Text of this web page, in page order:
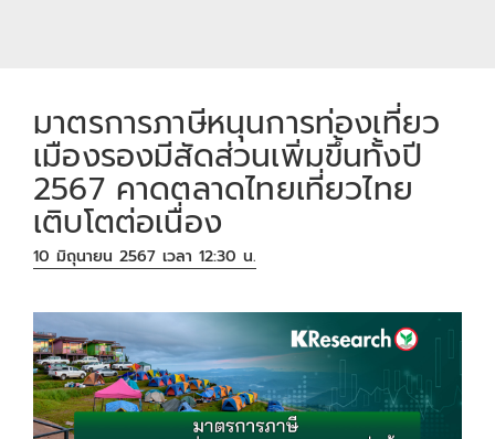
มาตรการภาษีหนุนการท่องเที่ยว
เมืองรองมีสัดส่วนเพิ่มขึ้นทั้งปี
2567 คาดตลาดไทยเที่ยวไทย
เติบโตต่อเนื่อง
10 มิถุนายน 2567 เวลา 12:30 น.